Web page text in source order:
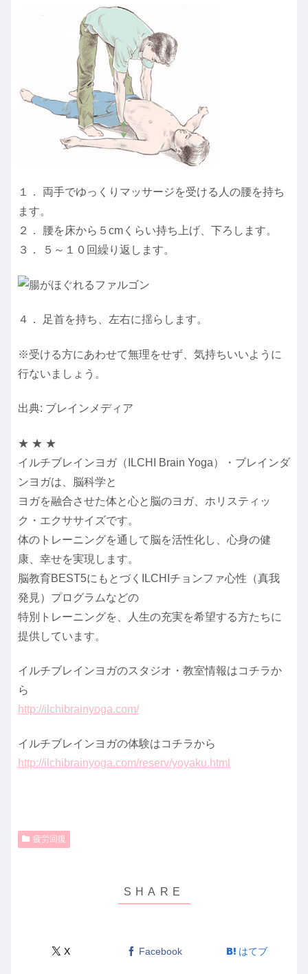
１． 両手でゆっくりマッサージを受ける人の腰を持ち
ます。
２． 腰を床から５cmくらい持ち上げ、下ろします。
３． ５～１０回繰り返します。
４． 足首を持ち、左右に揺らします。
※受ける方にあわせて無理をせず、気持ちいいように
行ないましょう。
出典: ブレインメディア
★ ★ ★
イルチブレインヨガ（ILCHI Brain Yoga）・ブレインダ
ンヨガは、脳科学と
ヨガを融合させた体と心と脳のヨガ、ホリスティッ
ク・エクササイズです。
体のトレーニングを通して脳を活性化し、心身の健
康、幸せを実現します。
脳教育BEST5にもとづくILCHIチョンファ心性（真我
発見）プログラムなどの
特別トレーニングを、人生の充実を希望する方たちに
提供しています。
イルチブレインヨガのスタジオ・教室情報はコチラか
ら
http://ilchibrainyoga.com/
イルチブレインヨガの体験はコチラから
http://ilchibrainyoga.com/reserv/yoyaku.html
疲労回復
X Facebook はてブ